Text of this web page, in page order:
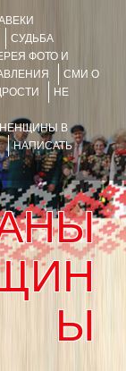
СУДЬБА
ФОТО И
СМИ О
НЕ
В
НАПИСАТЬ
Ы